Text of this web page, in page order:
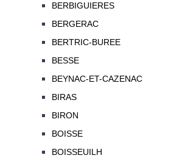
BERBIGUIERES
BERGERAC
BERTRIC-BUREE
BESSE
BEYNAC-ET-CAZENAC
BIRAS
BIRON
BOISSE
BOISSEUILH